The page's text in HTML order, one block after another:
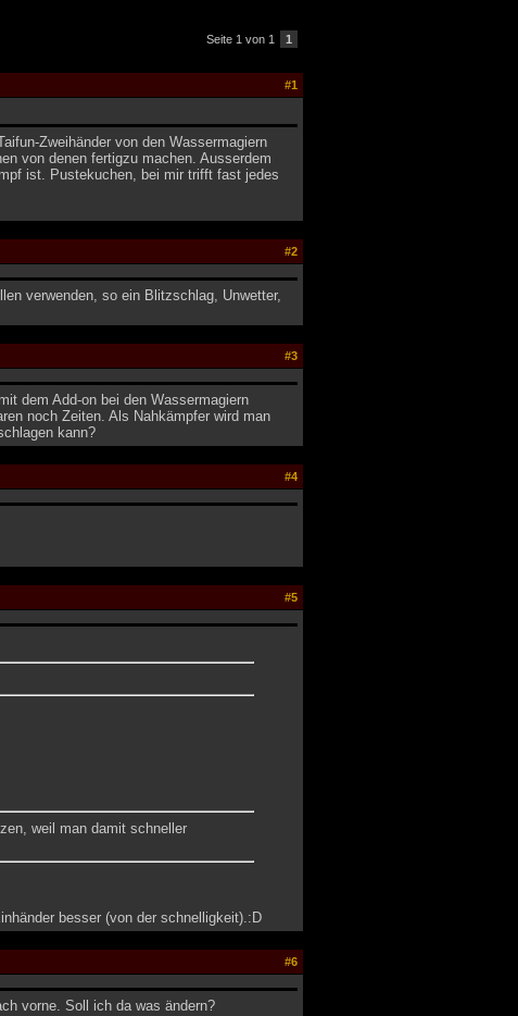
Seite 1 von 1 1
#1
Zweihänder von den Wassermagiern
von denen fertigzu machen. Ausserdem
ist. Pustekuchen, bei mir trifft fast jedes
#2
verwenden, so ein Blitzschlag, Unwetter,
#3
dem Add-on bei den Wassermagiern
noch Zeiten. Als Nahkämpfer wird man
kann?
#4
#5
weil man damit schneller
besser (von der schnelligkeit).:D
#6
vorne. Soll ich da was ändern?